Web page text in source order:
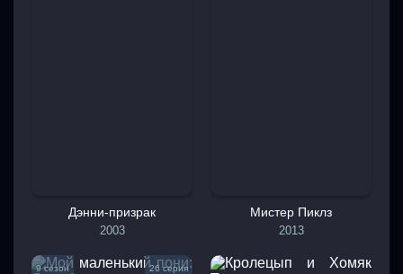
Дэнни-призрак
2003
Мистер Пиклз
2013
9 сезон 26 серия